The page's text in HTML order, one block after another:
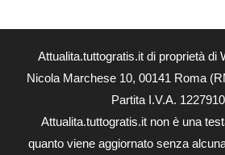
Attualita.tuttogratis.it di proprietà di
Nicola Marchese 10, 00141 Roma
Partita I.V.A.
Attualita.tuttogratis.it non è una
quanto viene aggiornato senza